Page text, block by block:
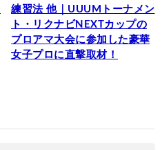
練習法 他｜UUUMトーナメン
ト・リクナビNEXTカップの
プロアマ大会に参加した豪華
女子プロに直撃取材！